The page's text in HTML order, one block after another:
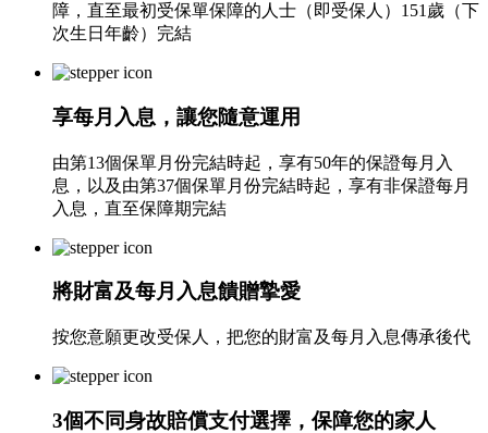
障，直至最初受保單保障的人士（即受保人）151歲（下
次生日年齡）完結
享每月入息，讓您隨意運用
由第13個保單月份完結時起，享有50年的保證每月入
息，以及由第37個保單月份完結時起，享有非保證每月
入息，直至保障期完結
將財富及每月入息饋贈摯愛
按您意願更改受保人，把您的財富及每月入息傳承後代
3個不同身故賠償支付選擇，保障您的家人